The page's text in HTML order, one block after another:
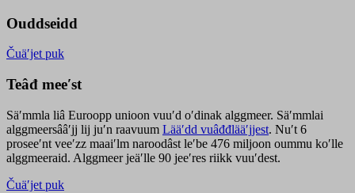
Ouddseidd
Čuäʹjet puk
Teâđ meeʹst
Säʹmmla liâ Euroopp unioon vuuʹd oʹdinak alggmeer. Säʹmmlai
alggmeersââʹjj lij juʹn raavuum Lääʹdd vuâđđlääʹjjest. Nuʹt 6
proseeʹnt veeʹzz maaiʹlm naroodâst leʹbe 476 miljoon oummu koʹlle
alggmeeraid. Alggmeer jeäʹlle 90 jeeʹres riikk vuuʹdest.
Čuäʹjet puk